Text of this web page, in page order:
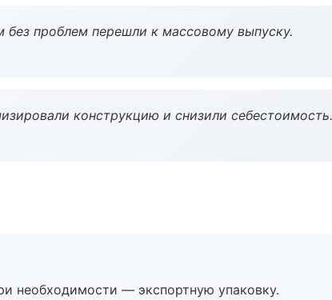
проблем перешли к массовому выпуску.
конструкцию и снизили себестоимость.
необходимости — экспортную упаковку.